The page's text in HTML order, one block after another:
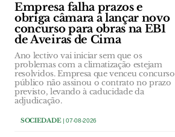
Empresa falha prazos e
obriga câmara a lançar novo
concurso para obras na EB1
de Aveiras de Cima
Ano lectivo vai iniciar sem que os
problemas com a climatização estejam
resolvidos. Empresa que venceu concurso
público não assinou o contrato no prazo
previsto, levando à caducidade da
adjudicação.
SOCIEDADE| 07-08-2026